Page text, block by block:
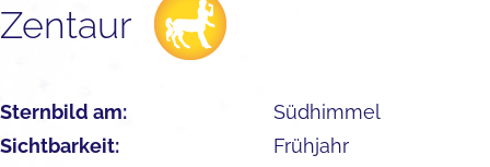
Zentaur
Sternbild am:
Südhimmel
Sichtbarkeit:
Frühjahr